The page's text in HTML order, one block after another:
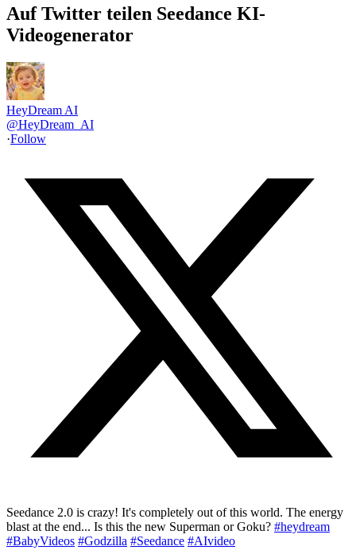
Auf Twitter teilen Seedance KI-
Videogenerator
HeyDream AI
@HeyDream_AI
·Follow
Seedance 2.0 is crazy! It's completely out of this world. The energy
blast at the end... Is this the new Superman or Goku? #heydream
#BabyVideos #Godzilla #Seedance #AIvideo